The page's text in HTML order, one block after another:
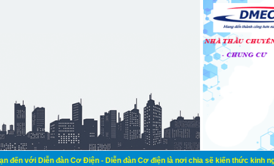
đàn Cơ Điện - Diễn đàn Cơ điện là nơi chia sẽ kiến thức kinh nghiệm